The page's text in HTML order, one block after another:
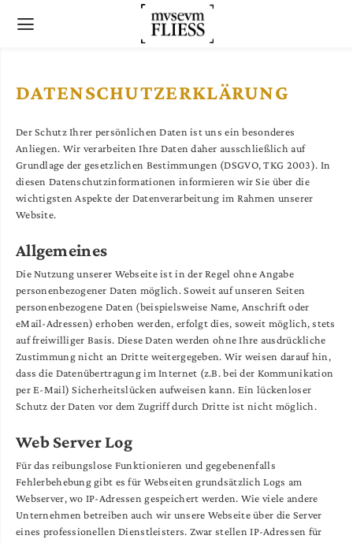
DATENSCHUTZERKLÄRUNG
Der Schutz Ihrer persönlichen Daten ist uns ein besonderes
Anliegen. Wir verarbeiten Ihre Daten daher ausschließlich auf
Grundlage der gesetzlichen Bestimmungen (DSGVO, TKG 2003). In
diesen Datenschutzinformationen informieren wir Sie über die
wichtigsten Aspekte der Datenverarbeitung im Rahmen unserer
Website.
Allgemeines
Die Nutzung unserer Webseite ist in der Regel ohne Angabe
personenbezogener Daten möglich. Soweit auf unseren Seiten
personenbezogene Daten (beispielsweise Name, Anschrift oder
eMail-Adressen) erhoben werden, erfolgt dies, soweit möglich, stets
auf freiwilliger Basis. Diese Daten werden ohne Ihre ausdrückliche
Zustimmung nicht an Dritte weitergegeben. Wir weisen darauf hin,
dass die Datenübertragung im Internet (z.B. bei der Kommunikation
per E-Mail) Sicherheitslücken aufweisen kann. Ein lückenloser
Schutz der Daten vor dem Zugriff durch Dritte ist nicht möglich.
Web Server Log
Für das reibungslose Funktionieren und gegebenenfalls
Fehlerbehebung gibt es für Webseiten grundsätzlich Logs am
Webserver, wo IP-Adressen gespeichert werden. Wie viele andere
Unternehmen betreiben auch wir unsere Webseite über die Server
eines professionellen Dienstleisters. Zwar stellen IP-Adressen für